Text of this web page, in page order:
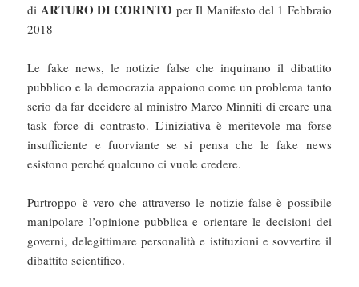
di ARTURO DI CORINTO per Il Manifesto del 1 Febbraio
2018
Le fake news, le notizie false che inquinano il dibattito
pubblico e la democrazia appaiono come un problema tanto
serio da far decidere al ministro Marco Minniti di creare una
task force di contrasto. L’iniziativa è meritevole ma forse
insufficiente e fuorviante se si pensa che le fake news
esistono perché qualcuno ci vuole credere.
Purtroppo è vero che attraverso le notizie false è possibile
manipolare l’opinione pubblica e orientare le decisioni dei
governi, delegittimare personalità e istituzioni e sovvertire il
dibattito scientifico.